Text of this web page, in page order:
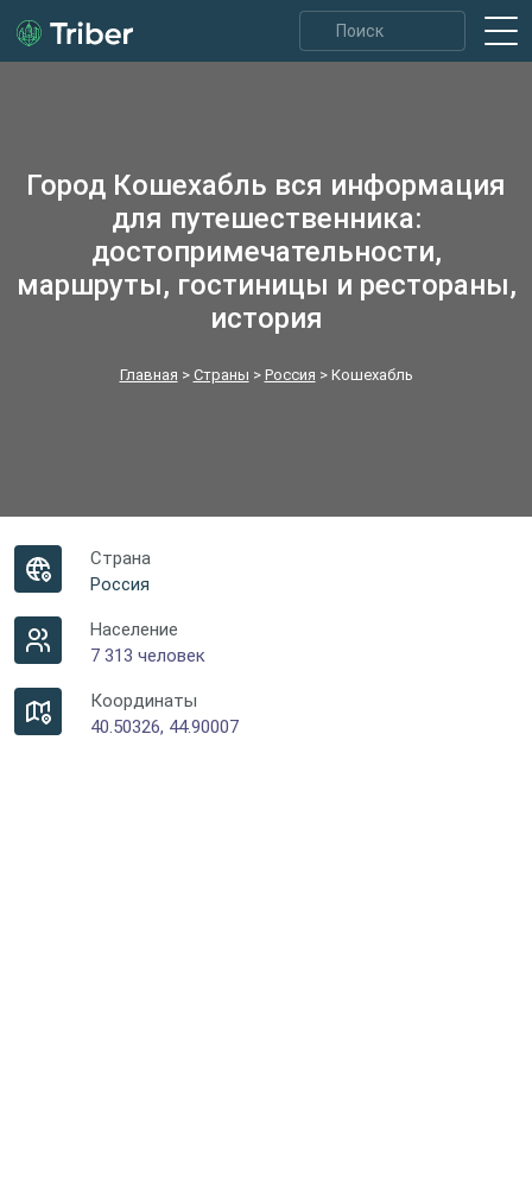
Город Кошехабль вся информация
для путешественника:
достопримечательности,
маршруты, гостиницы и рестораны,
история
Главная > Страны > Россия > Кошехабль
Страна
Россия
Население
7 313 человек
Координаты
40.50326, 44.90007